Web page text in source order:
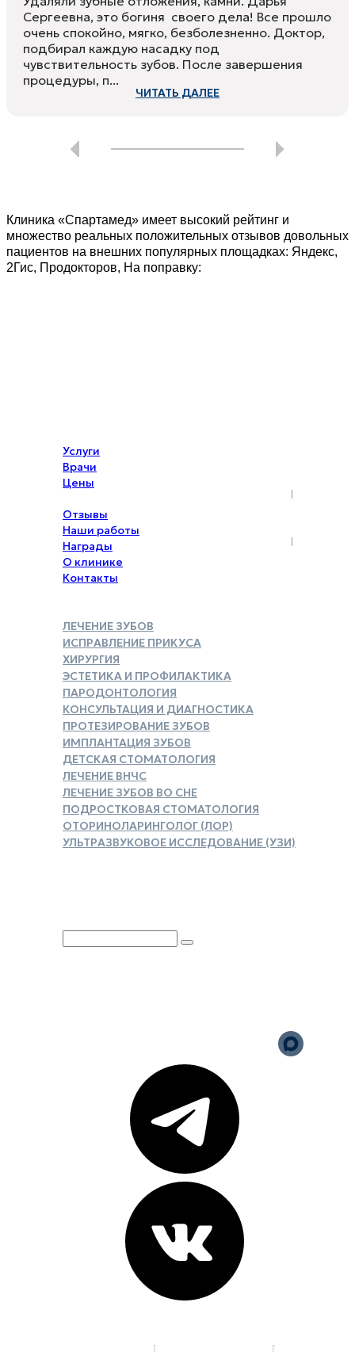
Сергеевна, это богиня своего дела! Все прошло
очень спокойно, мягко, безболезненно. Доктор,
подбирал каждую насадку под
чувствительность зубов. После завершения
процедуры, п...
ЧИТАТЬ ДАЛЕЕ
Клиника «Спартамед» имеет высокий рейтинг и
множество реальных положительных отзывов довольных
пациентов на внешних популярных площадках: Яндекс,
2Гис, Продокторов, На поправку:
Услуги
Врачи
Цены
Отзывы
Наши работы
Награды
О клинике
Контакты
ЛЕЧЕНИЕ ЗУБОВ
ИСПРАВЛЕНИЕ ПРИКУСА
ХИРУРГИЯ
ЭСТЕТИКА И ПРОФИЛАКТИКА
ПАРОДОНТОЛОГИЯ
КОНСУЛЬТАЦИЯ И ДИАГНОСТИКА
ПРОТЕЗИРОВАНИЕ ЗУБОВ
ИМПЛАНТАЦИЯ ЗУБОВ
ДЕТСКАЯ СТОМАТОЛОГИЯ
ЛЕЧЕНИЕ ВНЧС
ЛЕЧЕНИЕ ЗУБОВ ВО СНЕ
ПОДРОСТКОВАЯ СТОМАТОЛОГИЯ
ОТОРИНОЛАРИНГОЛОГ (ЛОР)
УЛЬТРАЗВУКОВОЕ ИССЛЕДОВАНИЕ (УЗИ)